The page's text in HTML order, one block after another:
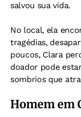
salvou sua vida.
No local, ela
tragédias,
poucos, Clara
doador pode
sombrios que
Homem em